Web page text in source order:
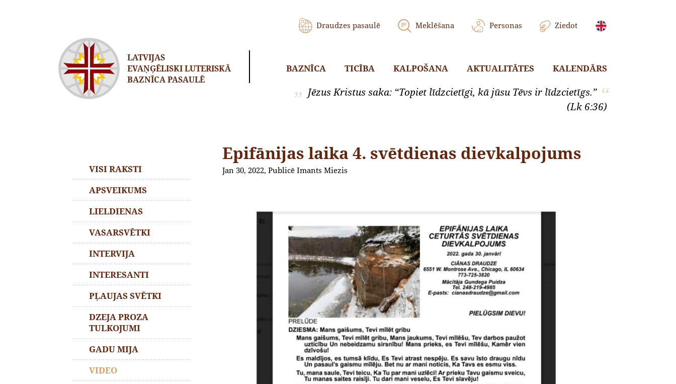
LATVIJAS
EVAŅĢĒLISKI LUTERISKĀ
BAZNĪCA PASAULĒ
Draudzes pasaulē Meklēšana Personas Ziedot
BAZNĪCA TICĪBA KALPOŠANA AKTUALITĀTES KALENDĀRS
Jēzus Kristus saka: “Topiet līdzcietīgi, kā jūsu Tēvs ir līdzcietīgs.”
(Lk 6:36)
VISI RAKSTI
APSVEIKUMS
LIELDIENAS
VASARSVĒTKI
INTERVIJA
INTERESANTI
PĻAUJAS SVĒTKI
DZEJA PROZA
TULKOJUMI
GADU MIJA
VIDEO
Epifānijas laika 4. svētdienas dievkalpojums
Jan 30, 2022, Publicē Imants Miezis